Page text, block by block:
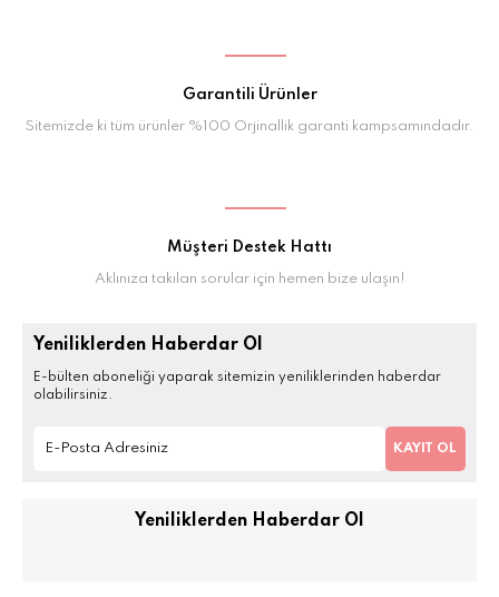
Garantili Ürünler
Sitemizde ki tüm ürünler %100 Orjinallik garanti kampsamındadır.
Müşteri Destek Hattı
Aklınıza takılan sorular için hemen bize ulaşın!
Yeniliklerden Haberdar Ol
E-bülten aboneliği yaparak sitemizin yeniliklerinden haberdar
olabilirsiniz.
KAYIT OL
Yeniliklerden Haberdar Ol